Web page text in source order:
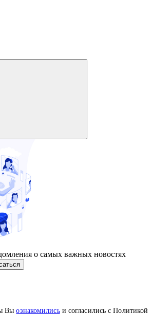
Выознакомилисьи согласились с Политикой
о самых важных новостях